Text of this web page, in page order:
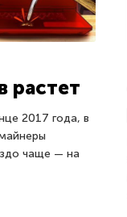
растет
2017 года, в
чаще — на